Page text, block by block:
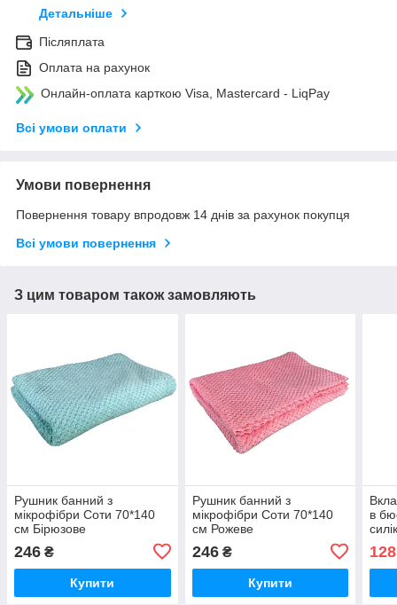
Детальніше
Післяплата
Оплата на рахунок
Онлайн-оплата карткою Visa, Mastercard - LiqPay
Всі умови оплати
Умови повернення
Повернення товару впродовж 14 днів за рахунок покупця
Всі умови повернення
З цим товаром також замовляють
Рушник банний з
мікрофібри Соти 70*140
см Бірюзове
246 ₴
Купити
Рушник банний з
мікрофібри Соти 70*140
см Рожеве
246₴
Купити
в